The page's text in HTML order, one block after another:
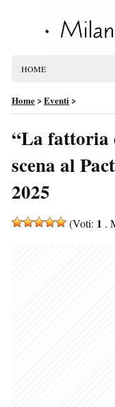
HOME
Home>Eventi>
“La fattoria
scena al
2025
(Voti: 1 .